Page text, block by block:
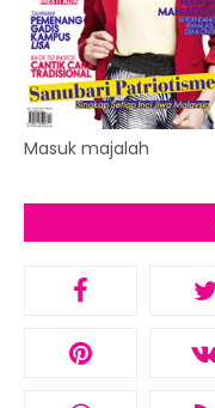
Masuk majalah